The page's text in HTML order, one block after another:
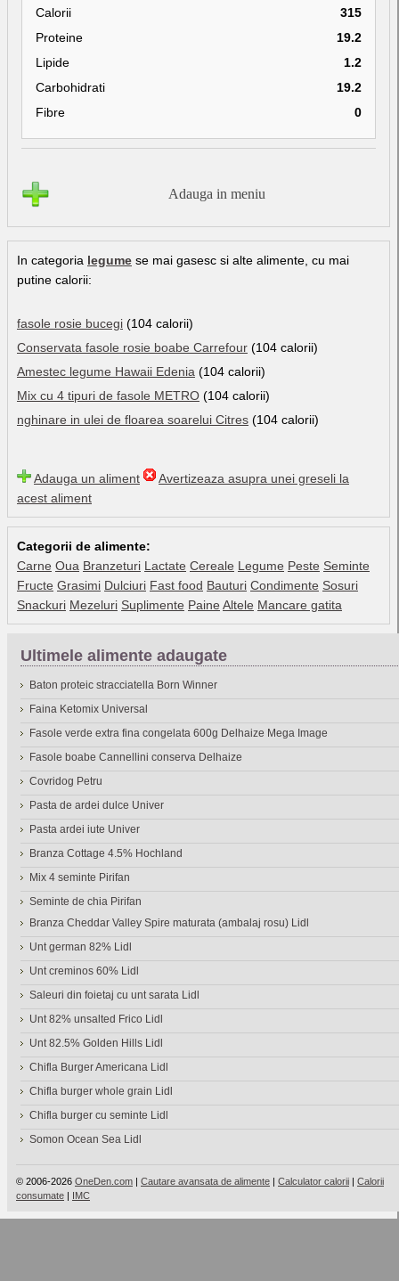
Calorii
315
Proteine
19.2
Lipide
1.2
Carbohidrati
19.2
Fibre
0
Adauga in meniu
In categoria legume se mai gasesc si alte alimente, cu mai
putine calorii:
fasole rosie bucegi (104 calorii)
Conservata fasole rosie boabe Carrefour (104 calorii)
Amestec legume Hawaii Edenia (104 calorii)
Mix cu 4 tipuri de fasole METRO (104 calorii)
nghinare in ulei de floarea soarelui Citres (104 calorii)
Adauga un aliment
Avertizeaza asupra unei greseli la
acest aliment
Categorii de alimente:
Carne Oua Branzeturi Lactate Cereale Legume Peste Seminte
Fructe Grasimi Dulciuri Fast food Bauturi Condimente Sosuri
Snackuri Mezeluri Suplimente Paine Altele Mancare gatita
Ultimele alimente adaugate
Baton proteic stracciatella Born Winner
Faina Ketomix Universal
Fasole verde extra fina congelata 600g Delhaize Mega Image
Fasole boabe Cannellini conserva Delhaize
Covridog Petru
Pasta de ardei dulce Univer
Pasta ardei iute Univer
Branza Cottage 4.5% Hochland
Mix 4 seminte Pirifan
Seminte de chia Pirifan
Branza Cheddar Valley Spire maturata (ambalaj rosu) Lidl
Unt german 82% Lidl
Unt creminos 60% Lidl
Saleuri din foietaj cu unt sarata Lidl
Unt 82% unsalted Frico Lidl
Unt 82.5% Golden Hills Lidl
Chifla Burger Americana Lidl
Chifla burger whole grain Lidl
Chifla burger cu seminte Lidl
Somon Ocean Sea Lidl
© 2006-2026 OneDen.com | Cautare avansata de alimente | Calculator calorii | Calorii
consumate | IMC